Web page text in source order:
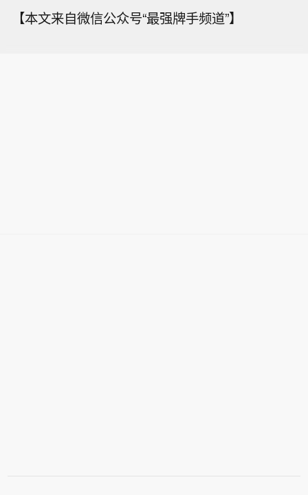
【本文来自微信公众号“最强牌手频道”】